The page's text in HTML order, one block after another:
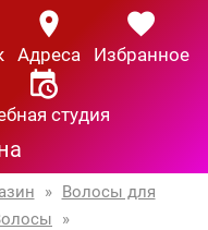
Адреса Избранное
студия
» Волосы для
»